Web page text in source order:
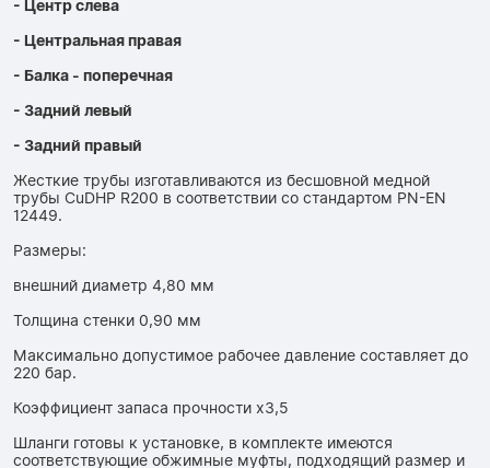
- Центр слева
- Центральная правая
- Балка - поперечная
- Задний левый
- Задний правый
Жесткие трубы изготавливаются из бесшовной медной
трубы CuDHP R200 в соответствии со стандартом PN-EN
12449.
Размеры:
внешний диаметр 4,80 мм
Толщина стенки 0,90 мм
Максимально допустимое рабочее давление составляет до
220 бар.
Коэффициент запаса прочности x3,5
Шланги готовы к установке, в комплекте имеются
соответствующие обжимные муфты, подходящий размер и